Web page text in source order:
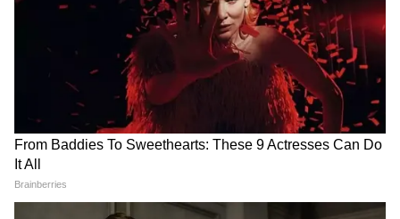
দক্ষিণ পূর্ব রেলের আদ্রা ডিভিশনে রক্ষণাবেক্ষণ ও
বিভাগীয় কাজ চলার কারণে বেশ কিছু ট্রেন বাতিল
হবে এবং বেশ কিছু ট্রেনের সময় সীমা বদল হতে
চলেছে। ৬ অক্টোবর থেকে ১২ অক্টোব পর্যন্ত হবে
আদ্রা ডিভিশনে রক্ষণাবেক্ষণ ও বিভাগীয় কাজ। এই
কারণে ৭ দিন ৫ টি ট্রেন সম্পূর্ণ বাতিল থাকবে।
কয়েকটি ট্রেনের যাত্রাপথ আংশিক সংক্ষিপ্ত করা
হয়েছে।